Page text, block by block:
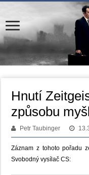
Hnutí
způsobu
Petr Taubinger
Záznam z tohoto pořadu
Svobodný vysílač CS: